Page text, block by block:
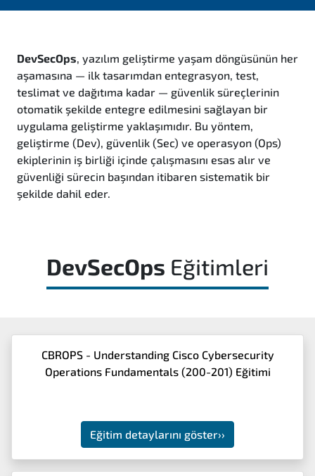
DevSecOps, yazılım geliştirme yaşam döngüsünün her
aşamasına — ilk tasarımdan entegrasyon, test,
teslimat ve dağıtıma kadar — güvenlik süreçlerinin
otomatik şekilde entegre edilmesini sağlayan bir
uygulama geliştirme yaklaşımıdır. Bu yöntem,
geliştirme (Dev), güvenlik (Sec) ve operasyon (Ops)
ekiplerinin iş birliği içinde çalışmasını esas alır ve
güvenliği sürecin başından itibaren sistematik bir
şekilde dahil eder.
DevSecOps Eğitimleri
CBROPS - Understanding Cisco Cybersecurity
Operations Fundamentals (200-201) Eğitimi
Eğitim detaylarını göster››